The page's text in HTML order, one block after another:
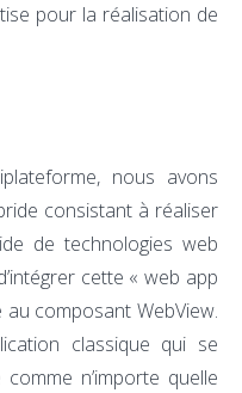
pour la réalisation de
nous avons
consistant à réaliser
de technologies web
cette « web app
composant WebView.
classique qui se
comme n’importe quelle